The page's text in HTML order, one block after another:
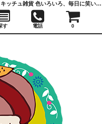
ベトナム雑貨 笑福Lotus | 蓮・刺繍・カラフル＆キッチュ雑貨 色いろいろ、毎日に笑いと福を
す 電話 0